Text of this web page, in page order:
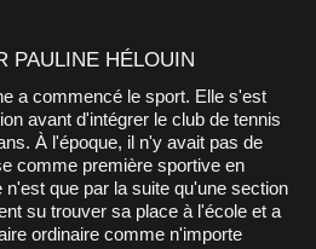
PAULINE HÉLOUIN
avant d'intégrer le club de tennis
À l'époque, il n'y avait pas de
comme première sportive en
que par la suite qu'une section
su trouver sa place à l'école et a
ordinaire comme n'importe